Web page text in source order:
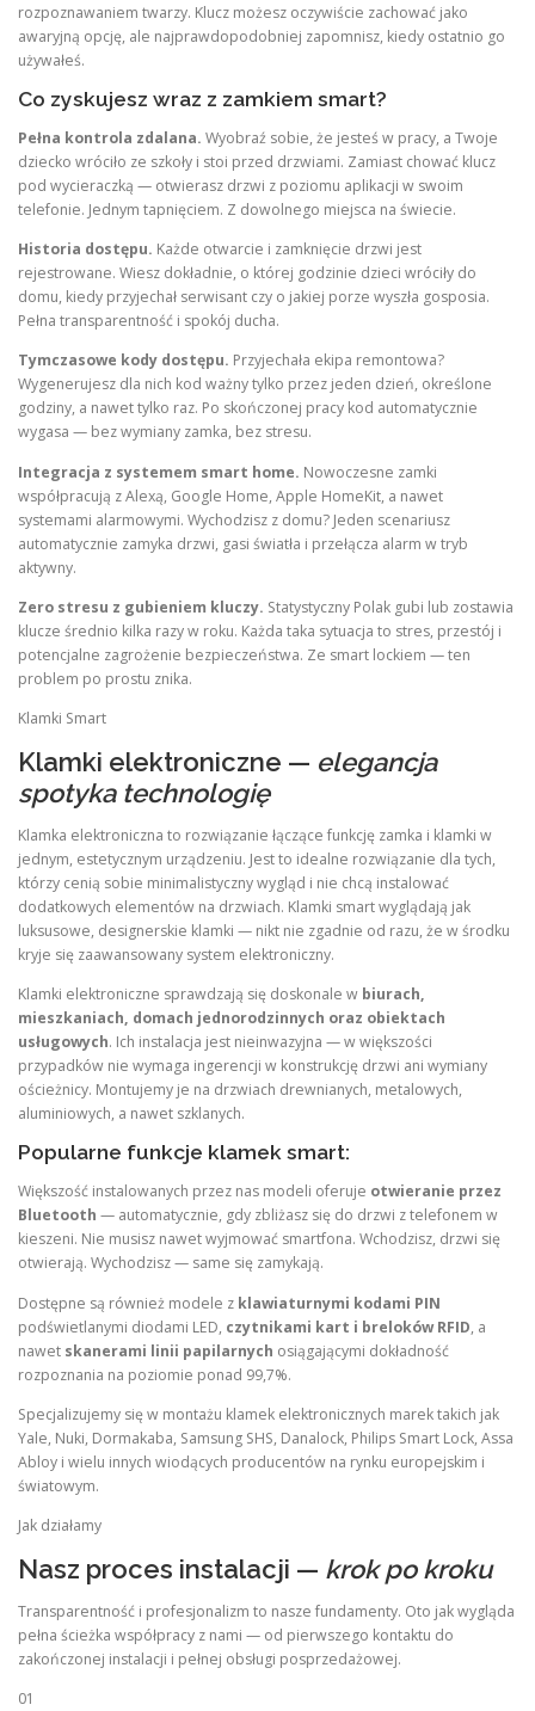
rozpoznawaniem twarzy. Klucz możesz oczywiście zachować jako
awaryjną opcję, ale najprawdopodobniej zapomnisz, kiedy ostatnio go
używałeś.
Co zyskujesz wraz z zamkiem smart?
Pełna kontrola zdalana. Wyobraź sobie, że jesteś w pracy, a Twoje
dziecko wróciło ze szkoły i stoi przed drzwiami. Zamiast chować klucz
pod wycieraczką — otwierasz drzwi z poziomu aplikacji w swoim
telefonie. Jednym tapnięciem. Z dowolnego miejsca na świecie.
Historia dostępu. Każde otwarcie i zamknięcie drzwi jest
rejestrowane. Wiesz dokładnie, o której godzinie dzieci wróciły do
domu, kiedy przyjechał serwisant czy o jakiej porze wyszła gosposia.
Pełna transparentność i spokój ducha.
Tymczasowe kody dostępu. Przyjechała ekipa remontowa?
Wygenerujesz dla nich kod ważny tylko przez jeden dzień, określone
godziny, a nawet tylko raz. Po skończonej pracy kod automatycznie
wygasa — bez wymiany zamka, bez stresu.
Integracja z systemem smart home. Nowoczesne zamki
współpracują z Alexą, Google Home, Apple HomeKit, a nawet
systemami alarmowymi. Wychodzisz z domu? Jeden scenariusz
automatycznie zamyka drzwi, gasi światła i przełącza alarm w tryb
aktywny.
Zero stresu z gubieniem kluczy. Statystyczny Polak gubi lub zostawia
klucze średnio kilka razy w roku. Każda taka sytuacja to stres, przestój i
potencjalne zagrożenie bezpieczeństwa. Ze smart lockiem — ten
problem po prostu znika.
Klamki Smart
Klamki elektroniczne — elegancja
spotyka technologię
Klamka elektroniczna to rozwiązanie łączące funkcję zamka i klamki w
jednym, estetycznym urządzeniu. Jest to idealne rozwiązanie dla tych,
którzy cenią sobie minimalistyczny wygląd i nie chcą instalować
dodatkowych elementów na drzwiach. Klamki smart wyglądają jak
luksusowe, designerskie klamki — nikt nie zgadnie od razu, że w środku
kryje się zaawansowany system elektroniczny.
Klamki elektroniczne sprawdzają się doskonale w biurach,
mieszkaniach, domach jednorodzinnych oraz obiektach
usługowych. Ich instalacja jest nieinwazyjna — w większości
przypadków nie wymaga ingerencji w konstrukcję drzwi ani wymiany
ościeżnicy. Montujemy je na drzwiach drewnianych, metalowych,
aluminiowych, a nawet szklanych.
Popularne funkcje klamek smart:
Większość instalowanych przez nas modeli oferuje otwieranie przez
Bluetooth — automatycznie, gdy zbliżasz się do drzwi z telefonem w
kieszeni. Nie musisz nawet wyjmować smartfona. Wchodzisz, drzwi się
otwierają. Wychodzisz — same się zamykają.
Dostępne są również modele z klawiaturnymi kodami PIN
podświetlanymi diodami LED, czytnikami kart i breloków RFID, a
nawet skanerami linii papilarnych osiągającymi dokładność
rozpoznania na poziomie ponad 99,7%.
Specjalizujemy się w montażu klamek elektronicznych marek takich jak
Yale, Nuki, Dormakaba, Samsung SHS, Danalock, Philips Smart Lock, Assa
Abloy i wielu innych wiodących producentów na rynku europejskim i
światowym.
Jak działamy
Nasz proces instalacji — krok po kroku
Transparentność i profesjonalizm to nasze fundamenty. Oto jak wygląda
pełna ścieżka współpracy z nami — od pierwszego kontaktu do
zakończonej instalacji i pełnej obsługi posprzedażowej.
01